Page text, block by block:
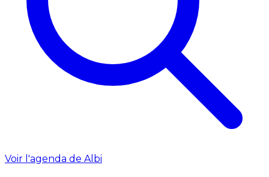
Voir l'agenda de Albi